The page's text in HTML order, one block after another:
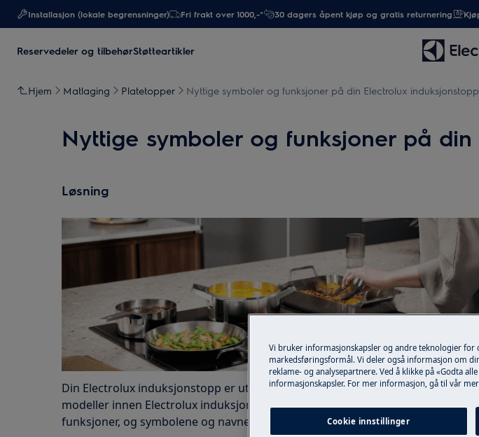
Installasjon (lokale begrensninger) Fri frakt over 1000,-* 30 dagers åpent kjøp og gratis returnering
Reservedeler og tilbehørStøtteartikler
Hjem Matlaging Platetopper Nyttige symboler og funksjoner på din Electrolux induksjonstopp
Nyttige symboler og funksjoner på
Løsning
Din Electrolux induksjonstopp er utstyrt med nyttige funksjoner. Forskjellige
modeller innen Electrolux induksjonstopper kan komme med forskjellige
funksjoner, og symbolene og navnene på disse kan variere.
Vi bruker informasjonskapsler og andre teknologier
markedsføringsformål. Vi deler også informasjon om
reklame- og analysepartnere. Ved å klikke på «Godta
informasjonskapsler. For mer informasjon, gå til vår
Cookie innstillinger